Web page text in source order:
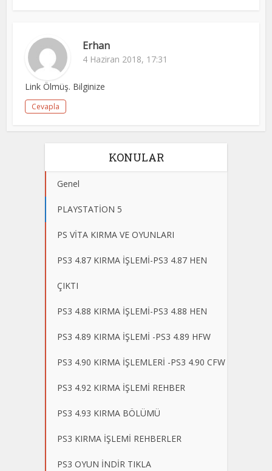
Erhan
4 Haziran 2018, 17:31
Link Ölmüş. Bilginize
Cevapla
KONULAR
Genel
PLAYSTATİON 5
PS VİTA KIRMA VE OYUNLARI
PS3 4.87 KIRMA İŞLEMİ-PS3 4.87 HEN
ÇIKTI
PS3 4.88 KIRMA İŞLEMİ-PS3 4.88 HEN
PS3 4.89 KIRMA İŞLEMİ -PS3 4.89 HFW
PS3 4.90 KIRMA İŞLEMLERİ -PS3 4.90 CFW
PS3 4.92 KIRMA İŞLEMİ REHBER
PS3 4.93 KIRMA BÖLÜMÜ
PS3 KIRMA İŞLEMİ REHBERLER
PS3 OYUN İNDİR TIKLA